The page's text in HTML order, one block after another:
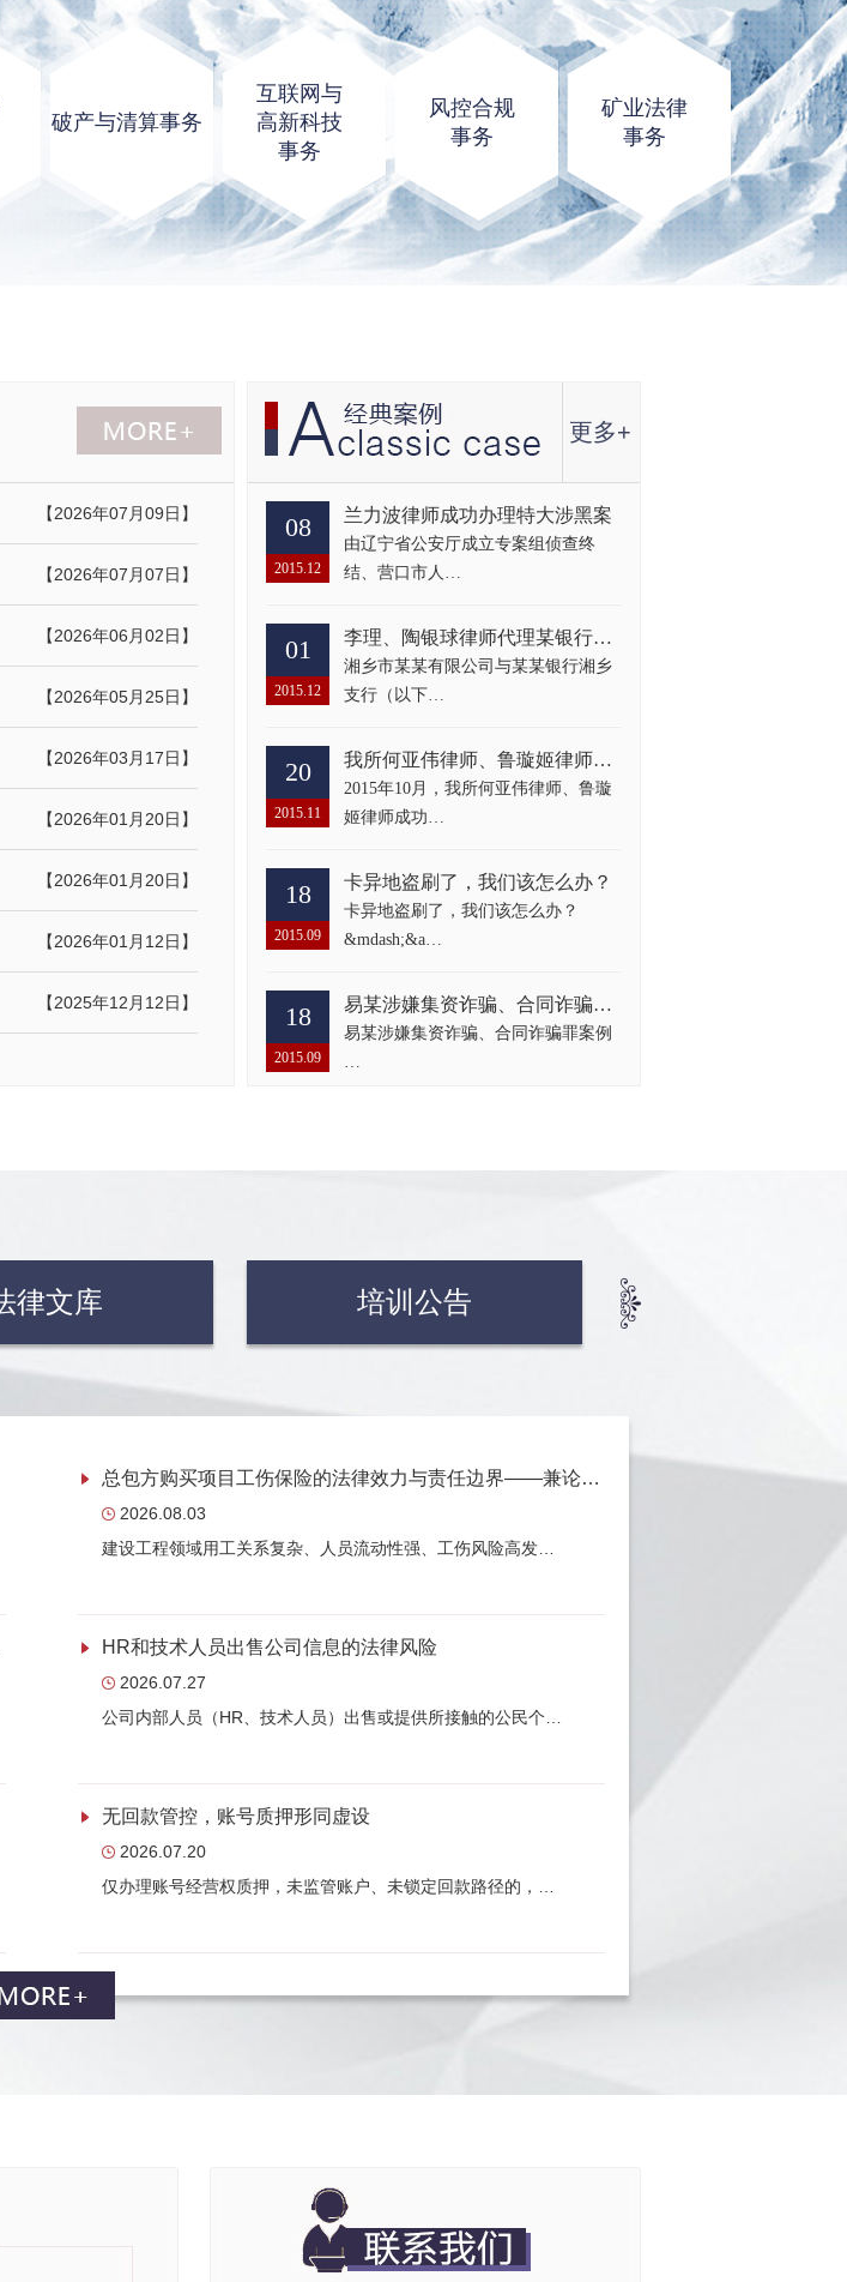
破产与清算事务
互联网与
高新科技
事务
风控合规
事务
矿业法律
事务
【2026年07月09日】
【2026年07月07日】
【2026年06月02日】
【2026年05月25日】
【2026年03月17日】
【2026年01月20日】
【2026年01月20日】
【2026年01月12日】
【2025年12月12日】
更多+
08
2015.12
兰力波律师成功办理特大涉黑案
由辽宁省公安厅成立专案组侦查终
结、营口市人…
01
2015.12
李理、陶银球律师代理某银行湘乡支行损害赔偿纠纷再审一案
湘乡市某某有限公司与某某银行湘乡
支行（以下…
20
2015.11
我所何亚伟律师、鲁璇姬律师成功代理一起公证债权文书的强制执行案件
2015年10月，我所何亚伟律师、鲁璇
姬律师成功…
18
2015.09
卡异地盗刷了，我们该怎么办？
卡异地盗刷了，我们该怎么办？
&mdash;&a…
18
2015.09
易某涉嫌集资诈骗、合同诈骗罪案例
易某涉嫌集资诈骗、合同诈骗罪案例
…
律文库 培训公告
总包方购买项目工伤保险的法律效力与责任边界——兼论分包单位工伤事故的连带责任问题
2026.08.03
建设工程领域用工关系复杂、人员流动性强、工伤风险高发…
HR和技术人员出售公司信息的法律风险
2026.07.27
公司内部人员（HR、技术人员）出售或提供所接触的公民个…
无回款管控，账号质押形同虚设
2026.07.20
仅办理账号经营权质押，未监管账户、未锁定回款路径的，…